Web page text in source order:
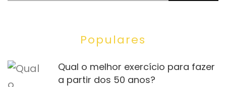
Populares
Qual o melhor exercício para fazer
a partir dos 50 anos?